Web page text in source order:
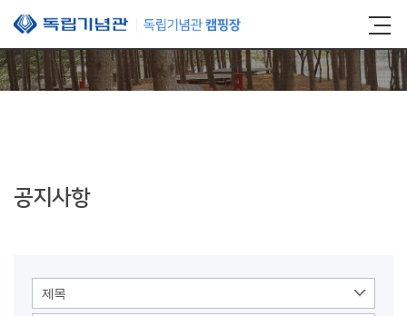
본문 바로가기
공지사항
제목